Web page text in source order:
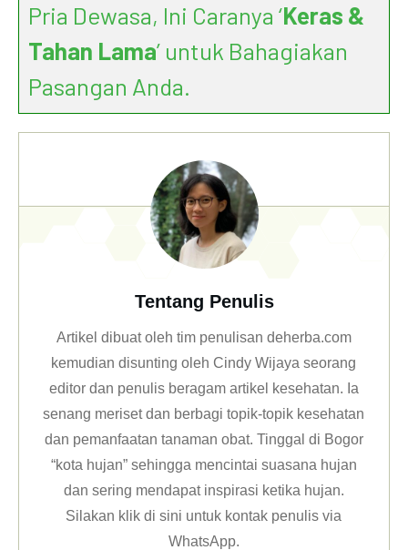
Pria Dewasa, Ini Caranya ‘Keras &
Tahan Lama’ untuk Bahagiakan
Pasangan Anda.
Tentang Penulis
Artikel dibuat oleh tim penulisan deherba.com
kemudian disunting oleh Cindy Wijaya seorang
editor dan penulis beragam artikel kesehatan. Ia
senang meriset dan berbagi topik-topik kesehatan
dan pemanfaatan tanaman obat. Tinggal di Bogor
“kota hujan” sehingga mencintai suasana hujan
dan sering mendapat inspirasi ketika hujan.
Silakan klikdi sini untuk kontak penulis via
WhatsApp.